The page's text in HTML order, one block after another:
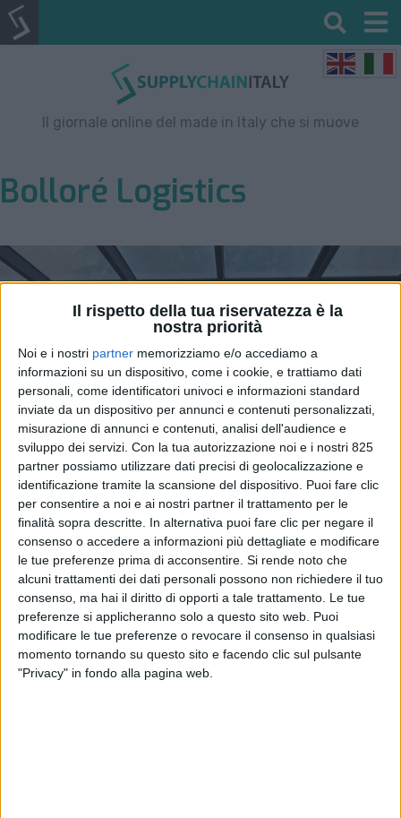
Il rispetto della tua riservatezza è la
nostra priorità
Noi e i nostri partner memorizziamo e/o accediamo a
informazioni su un dispositivo, come i cookie, e trattiamo dati
personali, come identificatori univoci e informazioni standard
inviate da un dispositivo per annunci e contenuti personalizzati,
misurazione di annunci e contenuti, analisi dell'audience e
sviluppo dei servizi. Con la tua autorizzazione noi e i nostri 825
partner possiamo utilizzare dati precisi di geolocalizzazione e
identificazione tramite la scansione del dispositivo. Puoi fare clic
per consentire a noi e ai nostri partner il trattamento per le
finalità sopra descritte. In alternativa puoi fare clic per negare il
consenso o accedere a informazioni più dettagliate e modificare
le tue preferenze prima di acconsentire. Si rende noto che
alcuni trattamenti dei dati personali possono non richiedere il tuo
consenso, ma hai il diritto di opporti a tale trattamento. Le tue
preferenze si applicheranno solo a questo sito web. Puoi
modificare le tue preferenze o revocare il consenso in qualsiasi
momento tornando su questo sito e facendo clic sul pulsante
"Privacy" in fondo alla pagina web.
Il giornale online del made in Italy che si muove
Bolloré Logistics
Nuova sede all’interporto di
Prato per Bollorè Logistics
Italy
LE ALTRE NEWS 14 GIUGNO 2022